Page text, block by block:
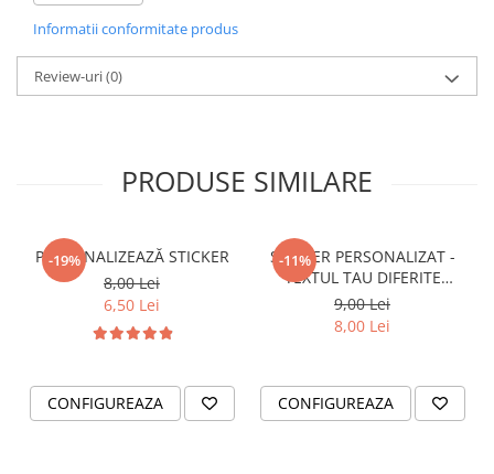
STICKERE PRAGURI
VANATOARE - PESCUIT
- Pentru stickere personalizate si pentru a vizualiza
portofoliul nostru va rugam sa ne contactati
Informatii conformitate produs
Review-uri(0)
PRODUSE SIMILARE
-19%
PERSONALIZEAZĂ STICKER
8,00 Lei
6,50 Lei
CONFIGUREAZA
-11%
STICKER PERSONALIZAT -
TEXTUL TAU DIFERITE
FONTURI
9,00 Lei
8,00 Lei
CONFIGUREAZA